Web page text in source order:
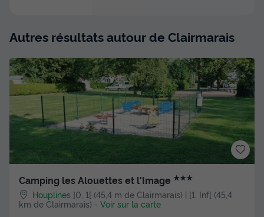
Autres résultats autour de Clairmarais
Camping les Alouettes et l'Image ★★★
Houplines ]0, 1[ (45,4 m de Clairmarais) | [1, Inf[ (45,4
km de Clairmarais) - Voir sur la carte